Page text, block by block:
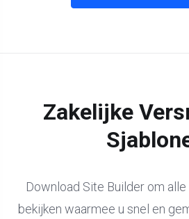
Zakelijke
Download Site Builder om
bekijken waarmee u snel en